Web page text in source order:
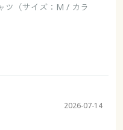
ツ（サイズ：M / カラ
2026-07-14